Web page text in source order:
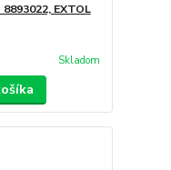
EXTOL
Skladom